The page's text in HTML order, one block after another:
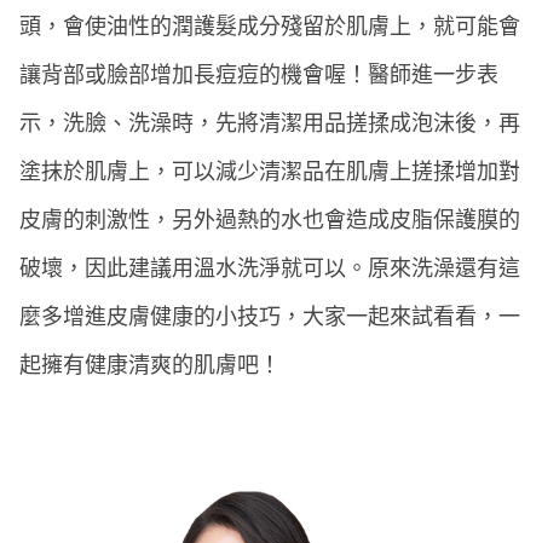
頭，會使油性的潤護髮成分殘留於肌膚上，就可能會
讓背部或臉部增加長痘痘的機會喔！醫師進一步表
示，洗臉、洗澡時，先將清潔用品搓揉成泡沫後，再
塗抹於肌膚上，可以減少清潔品在肌膚上搓揉增加對
皮膚的刺激性，另外過熱的水也會造成皮脂保護膜的
破壞，因此建議用溫水洗淨就可以。原來洗澡還有這
麼多增進皮膚健康的小技巧，大家一起來試看看，一
起擁有健康清爽的肌膚吧！